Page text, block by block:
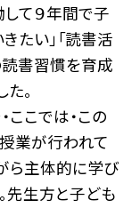
して９年間で子
たい」「読書活
書習慣を育成
。
こでは・この
業が行われて
ら主体的に学び
先生方と子ども